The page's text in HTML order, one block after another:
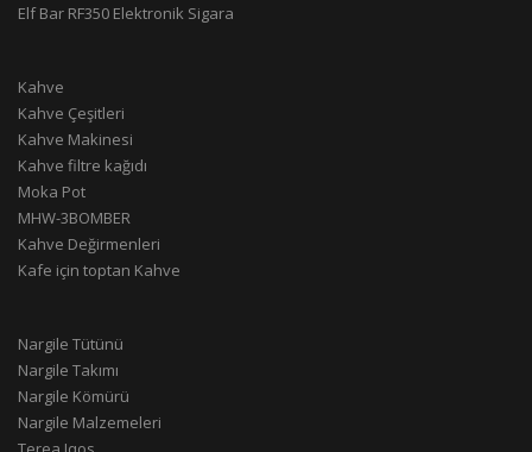
Elf Bar RF350 Elektronik Sigara
Kahve
Kahve Çeşitleri
Kahve Makinesi
Kahve filtre kağıdı
Moka Pot
MHW-3BOMBER
Kahve Değirmenleri
Kafe için toptan Kahve
Nargile Tütünü
Nargile Takımı
Nargile Kömürü
Nargile Malzemeleri